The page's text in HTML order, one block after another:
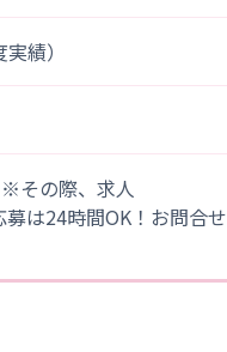
績）
その際、求人
は24時間OK！お問合せ